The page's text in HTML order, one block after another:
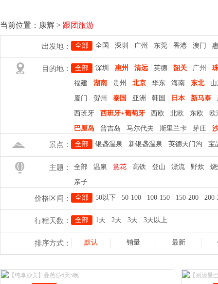
当前位置： 康辉 > 跟团旅游
出发地： 全部 全国 深圳 广州 东莞 香港 澳门
目的地： 全部 深圳 惠州 清远 英德 韶关 广州
福建 湖南 贵州 北京 华东 海南 东北
厦门 贺州 泰国 亚洲 韩国 日本 新马泰
西班牙 西班牙+葡萄牙 西欧 北欧 东欧 欧
巴厘岛 普吉岛 马尔代夫 斯里兰卡 芽庄
景点： 全部 银盏温泉 新银盏温泉 英德天门沟 宝
珠海长隆海洋王国 广州长隆欢乐世界 长隆野
主题： 全部 温泉 赏花 高铁 登山 漂流 野炊
亲子
价格区间： 全部 50以下 50-100 100-150 150-200
行程天数： 全部 1天 2天 3天 3天以上
排序方式： 默认 销量 最新